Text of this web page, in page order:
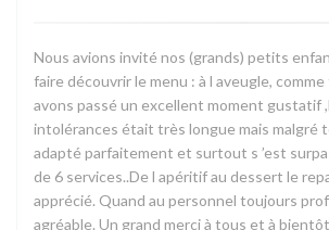
Nous avions invité nos (grands) petits
faire découvrir le menu : à l aveugle,
avons passé un excellent moment gustatif
intolérances était très longue mais malgré
adapté parfaitement et surtout s ’est
de 6 services..De l apéritif au dessert le
apprécié. Quand au personnel toujours
agréable. Un grand merci à tous et à bientôt